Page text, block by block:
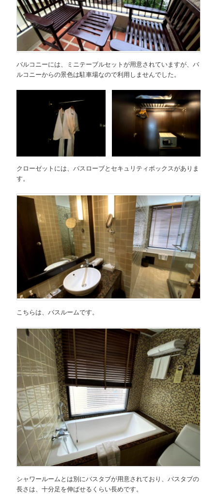
バルコニーには、ミニテーブルセットが用意されていますが、バ
ルコニーからの景色は駐車場なので利用しませんでした。
クローゼットには、バスローブとセキュリティボックスがありま
す。
こちらは、バスルームです。
シャワールームとは別にバスタブが用意されており、バスタブの
長さは、十分足を伸ばせるくらい長めです。